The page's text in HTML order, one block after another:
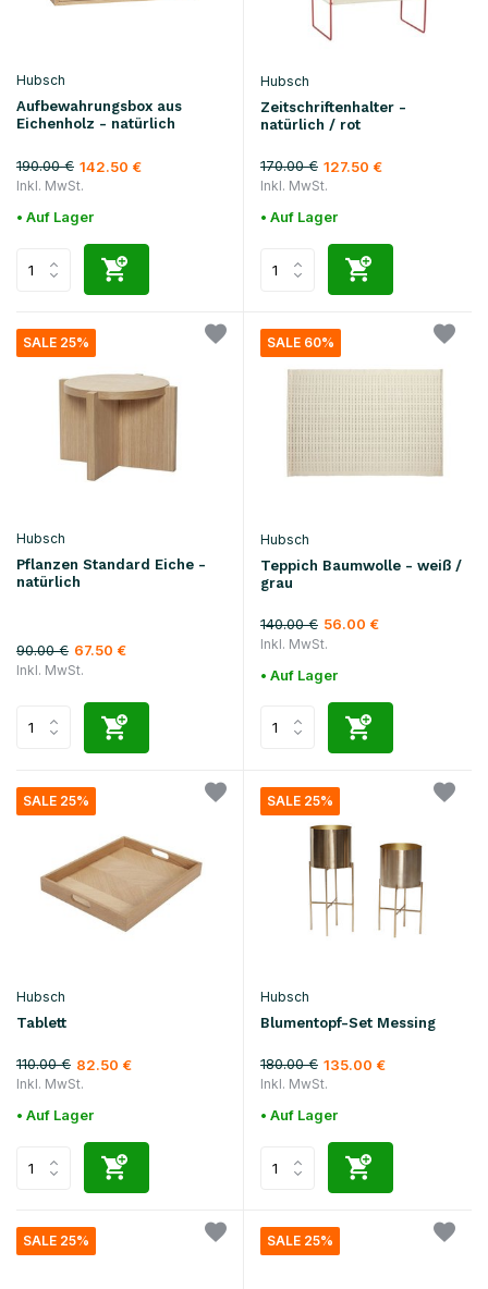
Hubsch
Aufbewahrungsbox aus
Eichenholz - natürlich
190.00 € 142.50 €
Inkl. MwSt.
• Auf Lager
Hubsch
Zeitschriftenhalter -
natürlich / rot
170.00 € 127.50 €
Inkl. MwSt.
• Auf Lager
SALE 25%
Hubsch
Pflanzen Standard Eiche -
natürlich
90.00 € 67.50 €
Inkl. MwSt.
SALE 60%
Hubsch
Teppich Baumwolle - weiß /
grau
140.00 € 56.00 €
Inkl. MwSt.
• Auf Lager
SALE 25%
Hubsch
Tablett
110.00 € 82.50 €
Inkl. MwSt.
• Auf Lager
SALE 25%
Hubsch
Blumentopf-Set Messing
180.00 € 135.00 €
Inkl. MwSt.
• Auf Lager
SALE 25% SALE 25%